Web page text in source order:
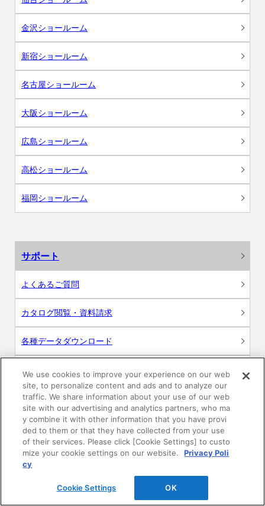
金沢ショールーム
新宿ショールーム
名古屋ショールーム
大阪ショールーム
広島ショールーム
高松ショールーム
福岡ショールーム
サポート
よくあるご質問
カタログ閲覧・資料請求
各種データダウンロード
WEB見積・各種シミュレーション
交換用部品の購入
修理・点検
お問い合わせ
We use cookies to improve your experience on our web
site, to personalize content and ads and to analyze our
traffic. We share information about your use of our web
site with our advertising and analytics partners, who ma
y combine it with other information that you have provi
ded to them or that they have collected from your use
of their services. Please click [Cookie Settings] to custo
mize your cookie settings on our website.
Privacy Poli
cy
Cookie Settings OK